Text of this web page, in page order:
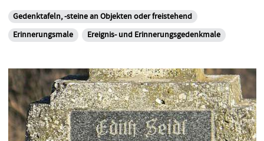
Gedenktafeln, -steine an Objekten oder freistehend
Erinnerungsmale
Ereignis- und Erinnerungsgedenkmale